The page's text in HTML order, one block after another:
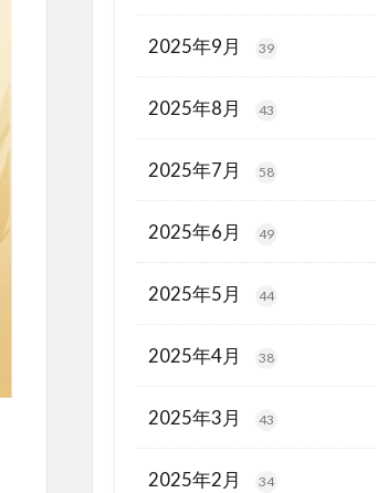
2025年9月 39
2025年8月 43
2025年7月 58
2025年6月 49
2025年5月 44
2025年4月 38
2025年3月 43
2025年2月 34